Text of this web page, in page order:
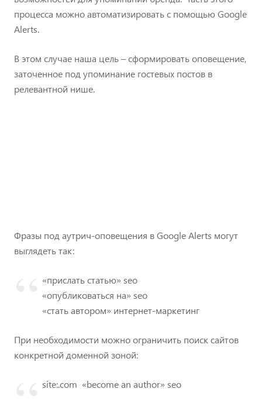
процесса можно автоматизировать с помощью Google
Alerts.
В этом случае наша цель – сформировать оповещение,
заточенное под упоминание гостевых постов в
релевантной нише.
Фразы под аутрич-оповещения в Google Alerts могут
выглядеть так:
«прислать статью» seo
«опубликоваться на» seo
«стать автором» интернет-маркетинг
При необходимости можно ограничить поиск сайтов
конкретной доменной зоной:
site:.com «become an author»seo